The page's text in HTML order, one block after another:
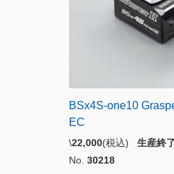
BSx4S-one10
EC
\22,000(税込) 生産終
No. 30218